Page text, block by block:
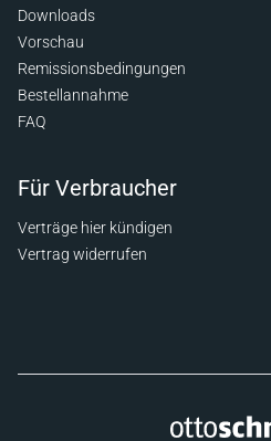
Downloads
Vorschau
Remissionsbedingungen
Bestellannahme
FAQ
Für Verbraucher
Verträge hier kündigen
Vertrag widerrufen